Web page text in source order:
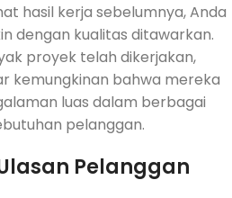
hasil kerja sebelumnya, Anda
dengan kualitas ditawarkan.
proyek telah dikerjakan,
kemungkinan bahwa mereka
luas dalam berbagai
pelanggan.
Pelanggan